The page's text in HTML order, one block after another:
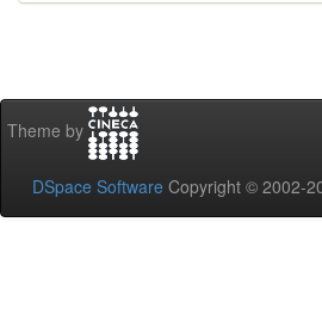
Theme by
DSpace Software Copyright © 2002-